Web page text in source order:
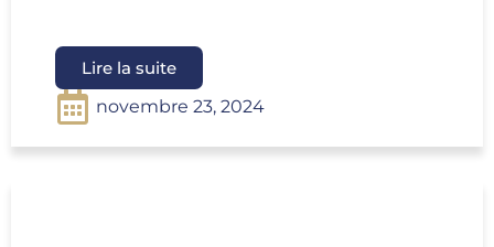
Lire la suite
novembre 23, 2024